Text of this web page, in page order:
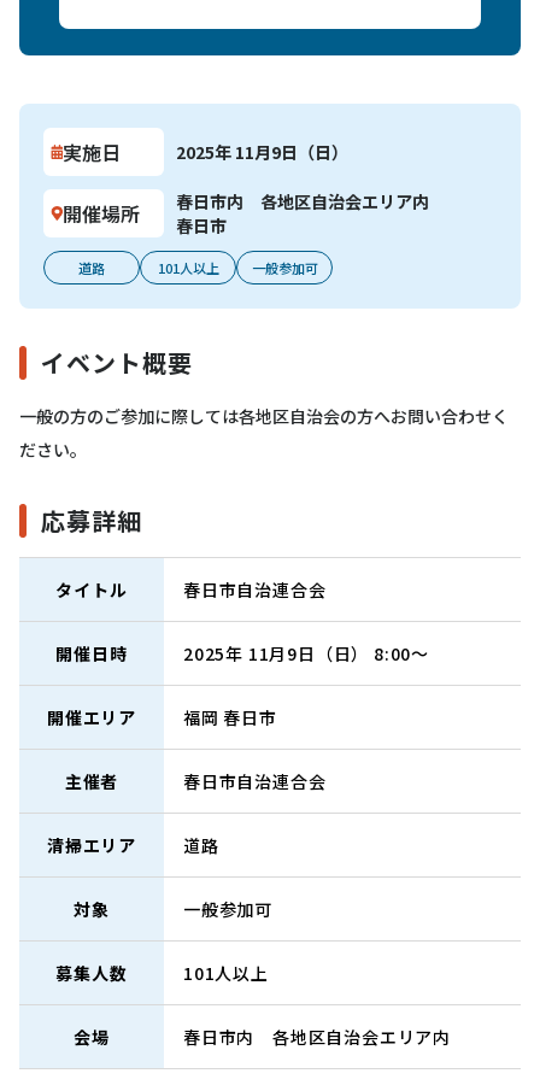
実施日 2025年 11月9日（日）
開催場所
春日市内 各地区自治会エリア内
春日市
道路 101人以上 一般参加可
イベント概要
一般の方のご参加に際しては各地区自治会の方へお問い合わせく
ださい。
応募詳細
タイトル 春日市自治連合会
開催日時 2025年 11月9日（日） 8:00～
開催エリア 福岡 春日市
主催者 春日市自治連合会
清掃エリア 道路
対象 一般参加可
募集人数 101人以上
会場 春日市内 各地区自治会エリア内